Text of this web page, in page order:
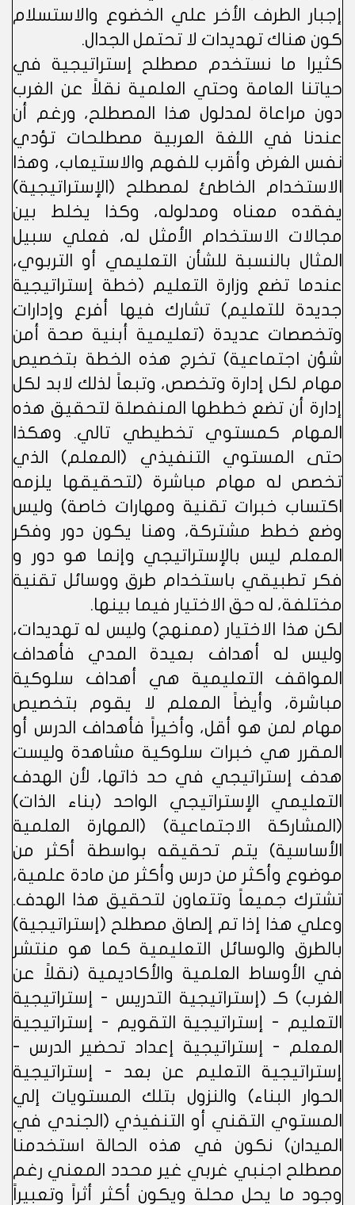
إجبار الطرف الأخر علي الخضوع والاستسلام
كون هناك تهديدات لا تحتمل الجدال.
كثيرا ما نستخدم مصطلح إستراتيجية في
حياتنا العامة وحتي العلمية نقلاً عن الغرب
دون مراعاة لمدلول هذا المصطلح، ورغم أن
عندنا في اللغة العربية مصطلحات تؤدي
نفس الغرض وأقرب للفهم والاستيعاب، وهذا
الاستخدام الخاطئ لمصطلح (الإستراتيجية)
يفقده معناه ومدلوله، وكذا يخلط بين
مجالات الاستخدام الأمثل له، فعلي سبيل
المثال بالنسبة للشأن التعليمي أو التربوي،
عندما تضع وزارة التعليم (خطة إستراتيجية
جديدة للتعليم) تشارك فيها أفرع وإدارات
وتخصصات عديدة (تعليمية أبنية صحة أمن
شؤن اجتماعية) تخرج هذه الخطة بتخصيص
مهام لكل إدارة وتخصص، وتبعاً لذلك لابد لكل
إدارة أن تضع خططها المنفصلة لتحقيق هذه
المهام كمستوي تخطيطي تالي. وهكذا
حتى المستوي التنفيذي (المعلم) الذي
تخصص له مهام مباشرة (لتحقيقها يلزمه
اكتساب خبرات تقنية ومهارات خاصة) وليس
وضع خطط مشتركة، وهنا يكون دور وفكر
المعلم ليس بالإستراتيجي وإنما هو دور و
فكر تطبيقي باستخدام طرق ووسائل تقنية
مختلفة، له حق الاختيار فيما بينها.
لكن هذا الاختيار (ممنهج) وليس له تهديدات،
وليس له أهداف بعيدة المدي فأهداف
المواقف التعليمية هي أهداف سلوكية
مباشرة، وأيضاً المعلم لا يقوم بتخصيص
مهام لمن هو أقل، وأخيراً فأهداف الدرس أو
المقرر هي خبرات سلوكية مشاهدة وليست
هدف إستراتيجي في حد ذاتها، لأن الهدف
التعليمي الإستراتيجي الواحد (بناء الذات)
(المشاركة الاجتماعية) (المهارة العلمية
الأساسية) يتم تحقيقه بواسطة أكثر من
موضوع وأكثر من درس وأكثر من مادة علمية،
تشترك جميعاً وتتعاون لتحقيق هذا الهدف.
وعلي هذا إذا تم إلصاق مصطلح (إستراتيجية)
بالطرق والوسائل التعليمية كما هو منتشر
في الأوساط العلمية والأكاديمية (نقلاً عن
الغرب) كـ (إستراتيجية التدريس - إستراتيجية
التعليم - إستراتيجية التقويم - إستراتيجية
المعلم - إستراتيجية إعداد تحضير الدرس -
إستراتيجية التعليم عن بعد - إستراتيجية
الحوار البناء) والنزول بتلك المستويات إلي
المستوي التقني أو التنفيذي (الجندي في
الميدان) نكون في هذه الحالة استخدمنا
مصطلح اجنبي غربي غير محدد المعني رغم
وجود ما يحل محلة ويكون أكثر أثراً وتعبيراً